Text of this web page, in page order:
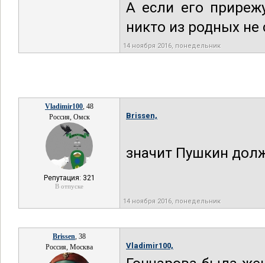
А если его
никто из родных не
14 ноября 2016, понедельник
Vladimir100, 48
Россия, Омск
Репутация: 321
В отпуске
Brissen,
значит Пушкин
14 ноября 2016, понедельник
Brissen, 38
Россия, Москва
Vladimir100,